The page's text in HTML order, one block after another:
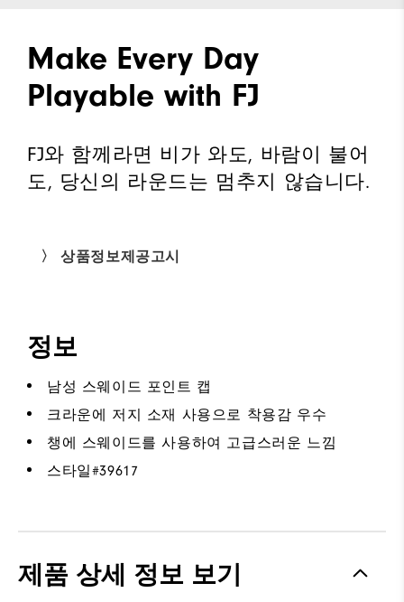
Make Every Day
Playable with FJ
FJ와 함께라면 비가 와도, 바람이 불어
도, 당신의 라운드는 멈추지 않습니다.
〉 상품정보제공고시
정보
남성 스웨이드 포인트 캡
크라운에 저지 소재 사용으로 착용감 우수
챙에 스웨이드를 사용하여 고급스러운 느낌
스타일#39617
제품 상세 정보 보기